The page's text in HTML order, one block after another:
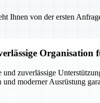
Ihnen von der ersten
Organisation
zuverlässige
moderner Ausrüstung